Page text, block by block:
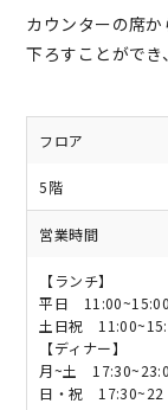
カウンターの席
下ろすことがで
フロア
5階
営業時間
【ランチ】
平日 11:00~15:00
土日祝
【ディナー】
月~土
日・祝 17:30~22